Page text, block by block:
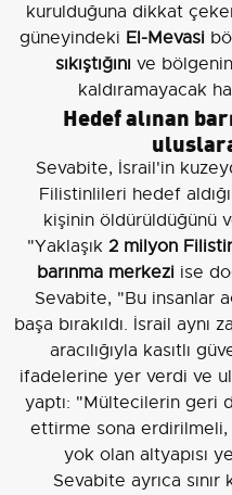
kurulduğuna dikkat
güneyindeki El-Mevasi
sıkıştığını ve
kaldıramayacak
Hedef alınan
Sevabite, İsrail'in
Filistinlileri hedef
kişinin öldürüldüğünü
"Yaklaşık 2 milyon
barınma merkeziise
Sevabite, "Bu insanlar
başa bırakıldı. İsrail aynı
aracılığıyla kasıtlı
ifadelerine yer verdi ve
yaptı: "Mültecilerin geri
ettirme sona erdirilmeli,
yok olan altyapısı
Sevabite ayrıca sınır